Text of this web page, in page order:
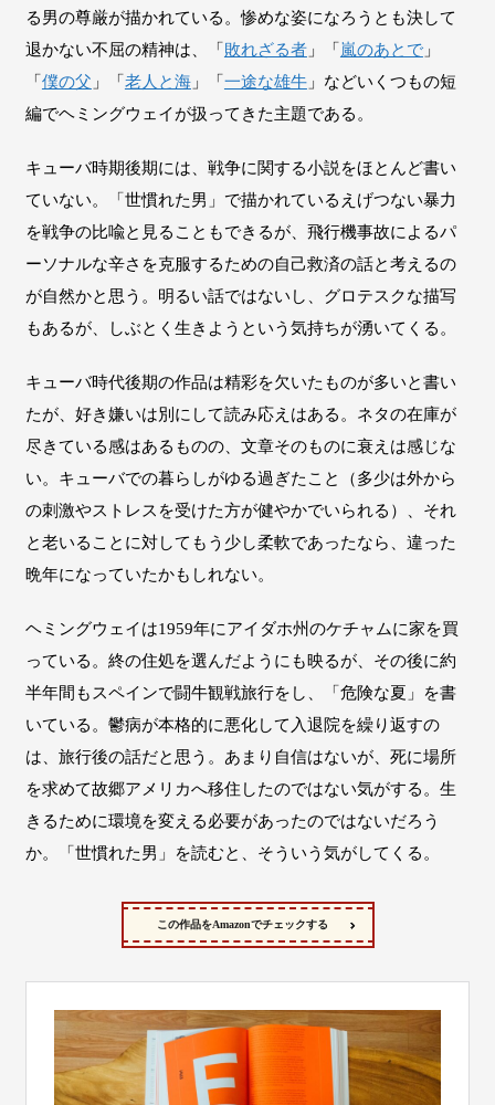
る男の尊厳が描かれている。惨めな姿になろうとも決して
退かない不屈の精神は、「 敗れざる者」「 嵐のあとで」
「 僕の父 」「 老人と海」「 一途な雄牛」などいくつもの短
編でヘミングウェイが扱ってきた主題である。
キューバ時期後期には、戦争に関する小説をほとんど書い
ていない。「世慣れた男」で描かれているえげつない暴力
を戦争の比喩と見ることもできるが、飛行機事故によるパ
ーソナルな辛さを克服するための自己救済の話と考えるの
が自然かと思う。明るい話ではないし、グロテスクな描写
もあるが、しぶとく生きようという気持ちが湧いてくる。
キューバ時代後期の作品は精彩を欠いたものが多いと書い
たが、好き嫌いは別にして読み応えはある。ネタの在庫が
尽きている感はあるものの、文章そのものに衰えは感じな
い。キューバでの暮らしがゆる過ぎたこと（多少は外から
の刺激やストレスを受けた方が健やかでいられる）、それ
と老いることに対してもう少し柔軟であったなら、違った
晩年になっていたかもしれない。
ヘミングウェイは1959年にアイダホ州のケチャムに家を買
っている。終の住処を選んだようにも映るが、その後に約
半年間もスペインで闘牛観戦旅行をし、「危険な夏」を書
いている。鬱病が本格的に悪化して入退院を繰り返すの
は、旅行後の話だと思う。あまり自信はないが、死に場所
を求めて故郷アメリカへ移住したのではない気がする。生
きるために環境を変える必要があったのではないだろう
か。「世慣れた男」を読むと、そういう気がしてくる。
この作品をAmazonでチェックする